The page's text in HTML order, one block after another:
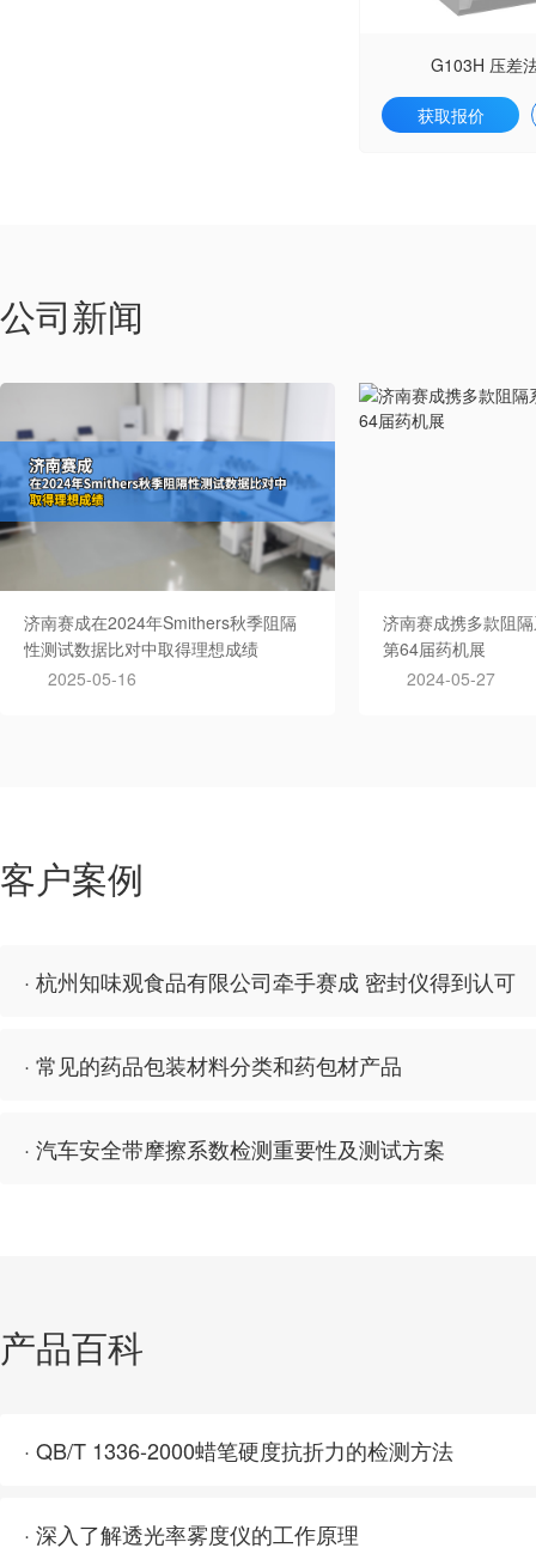
G103H 压差
获取报价
公司新闻
济南赛成在2024年Smithers秋季阻隔
性测试数据比对中取得理想成绩
2025-05-16
济南赛成携多款阻
第64届药机展
2024-05-27
客户案例
· 杭州知味观食品有限公司牵手赛成 密封仪得到认可
· 常见的药品包装材料分类和药包材产品
· 汽车安全带摩擦系数检测重要性及测试方案
产品百科
· QB/T 1336-2000蜡笔硬度抗折力的检测方法
· 深入了解透光率雾度仪的工作原理